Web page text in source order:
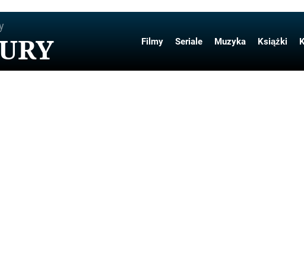
Filmy Seriale Muzyka Książki